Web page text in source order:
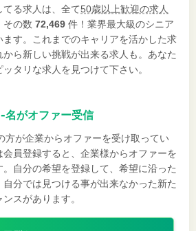
る求人は、全て50歳以上歓迎の求人
その数 72,469 件！業界最大級のシニア
す。これまでのキャリアを活かした求
から新しい挑戦が出来る求人も。あなた
タリな求人を見つけて下さい。
名がオファー受信
方が企業からオファーを受け取ってい
会員登録すると、企業様からオファーを
自分の希望を登録して、希望に沿った
分では見つける事が出来なかった新た
スがあります。